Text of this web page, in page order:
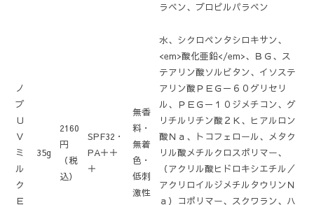
ラベン、プロピルパラベン
ノ
ブ
Ｕ
Ｖ
ミ
ル
ク
Ｅ
35g
2160
円
（税
込）
SPF32・
PA＋＋
＋
無香
料・
無着
色・
低刺
激性
水、シクロペンタシロキサン、
<em>酸化亜鉛</em>、ＢＧ、ス
テアリン酸ソルビタン、イソステ
アリン酸ＰＥＧ－６０グリセリ
ル、ＰＥＧ－１０ジメチコン、グ
リチルリチン酸２Ｋ、ヒアルロン
酸Ｎａ、トコフェロール、メタク
リル酸メチルクロスポリマー、
（アクリル酸ヒドロキシエチル／
アクリロイルジメチルタウリンＮ
ａ）コポリマー、スクワラン、ハ